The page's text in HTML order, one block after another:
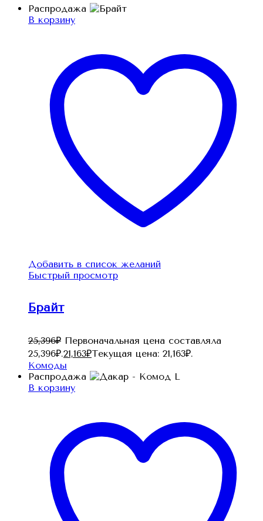
Распродажа
В корзину
Добавить в список желаний
Быстрый просмотр
Брайт
25,396₽ Первоначальная цена составляла
25,396₽.21,163₽Текущая цена: 21,163₽.
Комоды
Распродажа
В корзину